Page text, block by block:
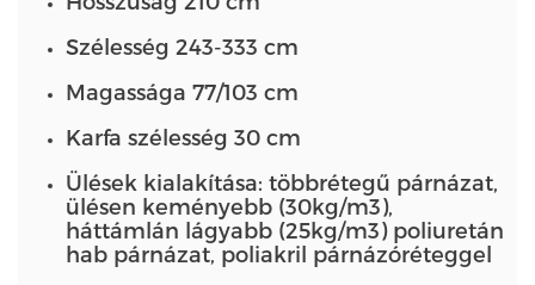
Szélesség 243-333 cm
Magassága 77/103 cm
Karfa szélesség 30 cm
Ülések kialakítása: többrétegű párnázat,
ülésen keményebb (30kg/m3),
háttámlán lágyabb (25kg/m3) poliuretán
hab párnázat, poliakril párnázóréteggel